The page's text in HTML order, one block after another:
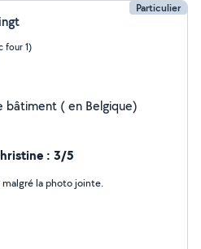
Particulier
four 1)
bâtiment ( en Belgique)
: 3/5
malgré la photo jointe.